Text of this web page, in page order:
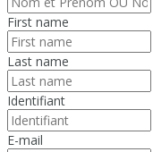
First name
Last name
Identifiant
E-mail